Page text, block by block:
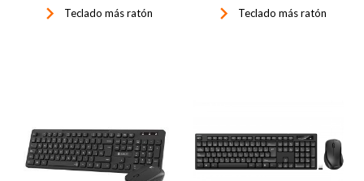
keyboard_arrow_right Teclado más ratón keyboard_arrow_right Teclado más ratón